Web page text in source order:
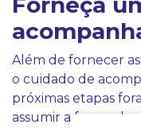
Além de fornecer
o cuidado de
próximas etapas
assumir a forma de